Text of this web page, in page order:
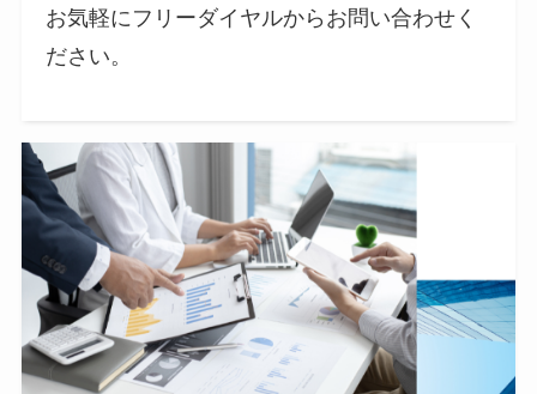
お気軽にフリーダイヤルからお問い合わせく
ださい。